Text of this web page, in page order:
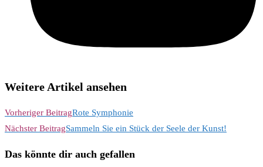
Weitere Artikel ansehen
Vorheriger BeitragRote Symphonie
Nächster BeitragSammeln Sie ein Stück der Seele der Kunst!
Das könnte dir auch gefallen